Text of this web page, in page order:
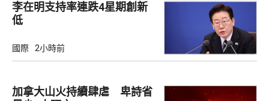
李在明支持率連跌4星期創新
低
國際 2小時前
加拿大山火持續肆虐 卑詩省